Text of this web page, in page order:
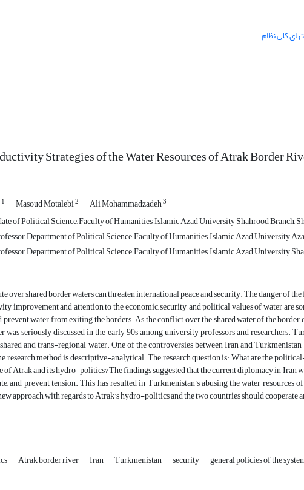
کلی نظام
Strategies of the Water Resources of Atrak Border
1 Masoud Motalebi2 Ali Mohammadzadeh3
of Political Science, Faculty of Humanities, Islamic Azad University Shahrood Branch,
Department of Political Science, Faculty of Humanities, Islamic Azad University
Department of Political Science, Faculty of Humanities, Islamic Azad University
over shared border waters can threaten international peace and security. The danger of
improvement and attention to the economic, security, and political values of water are
prevent water from exiting the borders. As the conflict over the shared water of the
was seriously discussed in the early 90s among university professors and researchers.
and trans-regional water. One of the controversies between Iran and
research method is descriptive-analytical. The research question is: What are the
of Atrak and its hydro-politics? The findings suggested that the current diplomacy in
and prevent tension. This has resulted in Turkmenistan’s abusing the water
approach with regards to Atrak’s hydro-politics and the two countries should
Atrak border river Iran Turkmenistan security general policies of the